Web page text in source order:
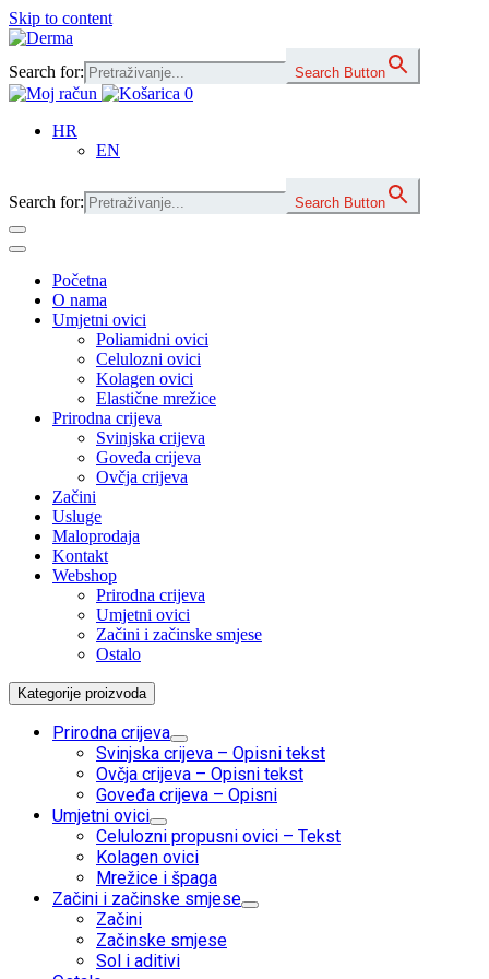
Skip to content
Main
Navigation
Search for: Search Button
0
HR
EN
Search for: Search Button
Početna
O nama
Umjetni ovici
Poliamidni ovici
Celulozni ovici
Kolagen ovici
Elastične mrežice
Prirodna crijeva
Svinjska crijeva
Goveđa crijeva
Ovčja crijeva
Začini
Usluge
Maloprodaja
Kontakt
Webshop
Prirodna crijeva
Umjetni ovici
Začini i začinske smjese
Ostalo
Kategorije proizvoda
Prirodna crijeva
Svinjska crijeva – Opisni tekst
Ovčja crijeva – Opisni tekst
Goveđa crijeva – Opisni
Umjetni ovici
Celulozni propusni ovici – Tekst
Kolagen ovici
Mrežice i špaga
Začini i začinske smjese
Začini
Začinske smjese
Sol i aditivi